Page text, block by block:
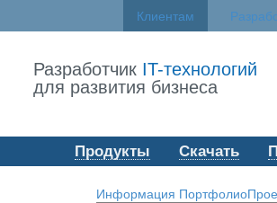
Клиентам
Разработчик IT-технологий
для развития бизнеса
Продукты Скачать
Информация Портфолио